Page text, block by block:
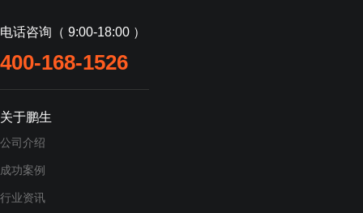
电话咨询（ 9:00-18:00 ）
400-168-1526
关于鹏生
公司介绍
成功案例
行业资讯